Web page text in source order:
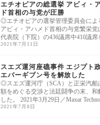
エチオピアの総選挙 アビィ・
ド首相の与党が圧勝
◎エチオピアの選挙管理委員会によ
アビィ・アハメド首相の与党繁栄党
代表院（下院）の436議席中410議席
したとい
2021年7月11日
スエズ運河座礁事件 エジプト
エバーギブン号を解放した
◎スエズ運河庁（SCA）と正栄汽船
額をめぐる交渉と法廷闘争の末、和
した。 2021年3月29日／Maxar
衛星画像（Maxa
2021年7月8日